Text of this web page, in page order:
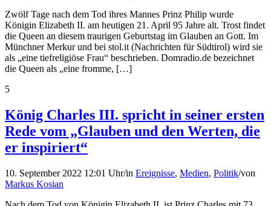
Zwölf Tage nach dem Tod ihres Mannes Prinz Philip wurde
Königin Elizabeth II. am heutigen 21. April 95 Jahre alt. Trost findet
die Queen an diesem traurigen Geburtstag im Glauben an Gott. Im
Münchner Merkur und bei stol.it (Nachrichten für Südtirol) wird sie
als „eine tiefreligiöse Frau“ beschrieben. Domradio.de bezeichnet
die Queen als „eine fromme, […]
5
König Charles III. spricht in seiner ersten
Rede vom „Glauben und den Werten, die
er inspiriert“
10. September 2022 12:01 Uhr/in Ereignisse, Medien, Politik/von
Markus Kosian